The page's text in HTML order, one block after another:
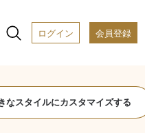
ログイン 会員登録
なスタイルにカスタマイズする